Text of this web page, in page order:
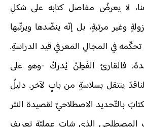
لا يعرضُ مفاصل كتابه على شكلِ
وغير مرتبةٍ، بل إنّه ينضّدها ويرتّبها
في المجالِ المعرفي قيد الدراسةِ.
فالقارئ الفَطِنُ يُدركُ -وهو على
ينتقل بسلاسةٍ من بابٍ لآخر. دليلُ
بالتّحديد الاصطلاحيّ لقصيدة النثر